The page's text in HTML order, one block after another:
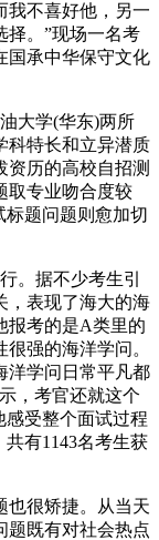
我不喜好他，另一
择。”现场一名考
国承中华保守文化
大学(华东)两所
科特长和立异潜质
资历的高校自招测
取专业吻合度较
标题问题则愈加切
据不少考生引
，表现了海大的海
报考的是A类里的
强的海洋学问。
洋学问日常平凡都
，考官还就这个
感受整个面试过程
有1143名考生获
很矫捷。从当天
题既有对社会热点